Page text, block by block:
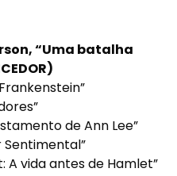
“Uma batalha
de Ann Lee”
Sentimental”
A vida antes de Hamlet”